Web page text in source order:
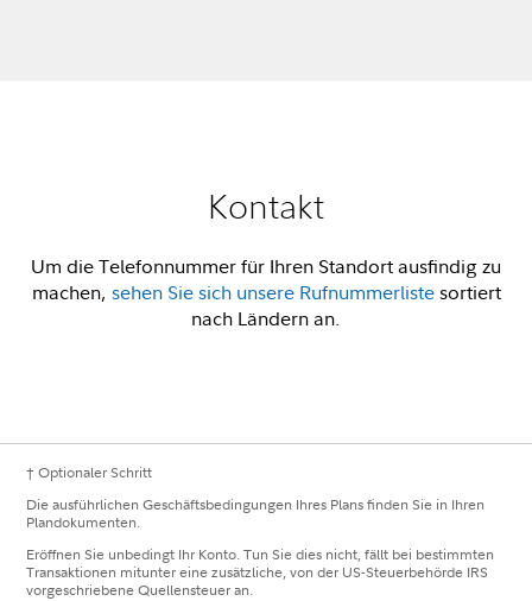
Kontakt
Um die Telefonnummer für Ihren Standort ausfindig zu
machen, sehen Sie sich unsere Rufnummerlistesortiert
nach Ländern an.
† Optionaler Schritt
Die ausführlichen Geschäftsbedingungen Ihres Plans finden Sie in Ihren
Plandokumenten.
Eröffnen Sie unbedingt Ihr Konto. Tun Sie dies nicht, fällt bei bestimmten
Transaktionen mitunter eine zusätzliche, von der US-Steuerbehörde IRS
vorgeschriebene Quellensteuer an.